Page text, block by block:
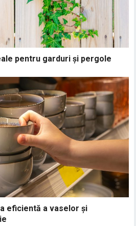
pentru garduri și pergole
eficientă a vaselor și